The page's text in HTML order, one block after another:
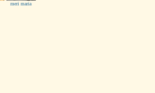
meri maria